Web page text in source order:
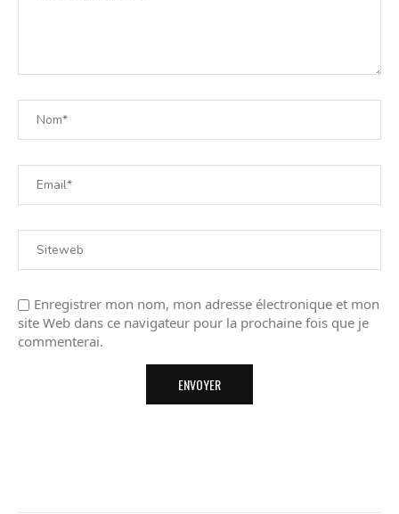
Enregistrer mon nom, mon adresse électronique et mon
site Web dans ce navigateur pour la prochaine fois que je
commenterai.